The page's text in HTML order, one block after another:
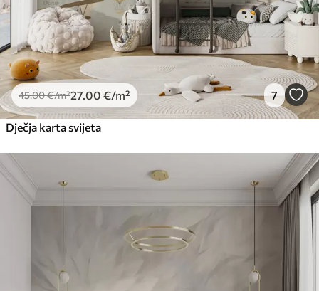
45.00€/m²27 .00 €/m² 7
Dječja karta svijeta